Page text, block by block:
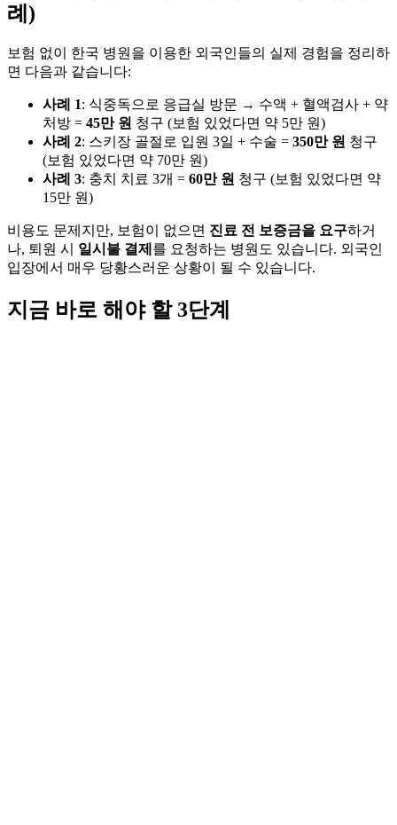
례)
보험 없이 한국 병원을 이용한 외국인들의 실제 경험을 정리하
면 다음과 같습니다:
사례 1: 식중독으로 응급실 방문 → 수액 + 혈액검사 + 약
처방 = 45만 원 청구 (보험 있었다면 약 5만 원)
사례 2: 스키장 골절로 입원 3일 + 수술 = 350만 원 청구
(보험 있었다면 약 70만 원)
사례 3: 충치 치료 3개 = 60만 원 청구 (보험 있었다면 약
15만 원)
비용도 문제지만, 보험이 없으면 진료 전 보증금을 요구하거
나, 퇴원 시 일시불 결제 를 요청하는 병원도 있습니다. 외국인
입장에서 매우 당황스러운 상황이 될 수 있습니다.
지금 바로 해야 할 3단계